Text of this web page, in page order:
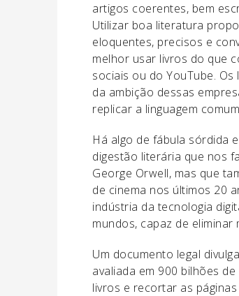
artigos coerentes, bem
Utilizar boa literatura
eloquentes, precisos e
melhor usar livros do que
sociais ou do YouTube.
da ambição dessas
replicar a linguagem
Há algo de fábula sórdida
digestão literária que nos
George Orwell, mas que
de cinema nos últimos 20
indústria da tecnologia
mundos, capaz de
Um documento legal
avaliada em 900 bilhões
livros e recortar as